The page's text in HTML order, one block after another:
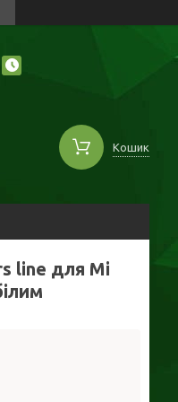
Кошик
line для Mi